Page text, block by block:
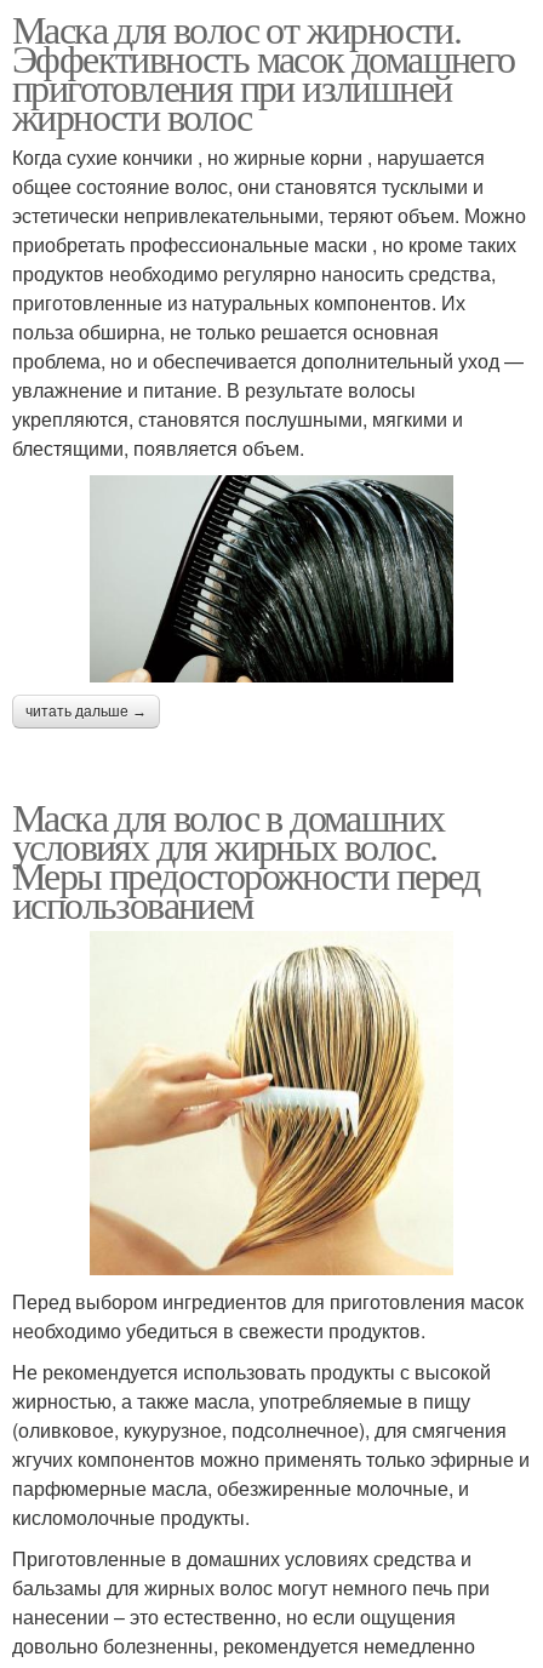
Маска для волос от жирности.
Эффективность масок домашнего
приготовления при излишней
жирности волос
Когда сухие кончики , но жирные корни , нарушается
общее состояние волос, они становятся тусклыми и
эстетически непривлекательными, теряют объем. Можно
приобретать профессиональные маски , но кроме таких
продуктов необходимо регулярно наносить средства,
приготовленные из натуральных компонентов. Их
польза обширна, не только решается основная
проблема, но и обеспечивается дополнительный уход —
увлажнение и питание. В результате волосы
укрепляются, становятся послушными, мягкими и
блестящими, появляется объем.
читать дальше →
Маска для волос в домашних
условиях для жирных волос.
Меры предосторожности перед
использованием
Перед выбором ингредиентов для приготовления масок
необходимо убедиться в свежести продуктов.
Не рекомендуется использовать продукты с высокой
жирностью, а также масла, употребляемые в пищу
(оливковое, кукурузное, подсолнечное), для смягчения
жгучих компонентов можно применять только эфирные и
парфюмерные масла, обезжиренные молочные, и
кисломолочные продукты.
Приготовленные в домашних условиях средства и
бальзамы для жирных волос могут немного печь при
нанесении – это естественно, но если ощущения
довольно болезненны, рекомендуется немедленно